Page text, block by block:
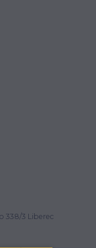
338/3 Liberec